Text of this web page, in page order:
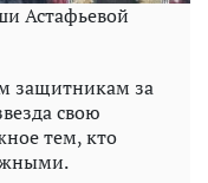
Астафьевой
защитникам за
свою
тем, кто